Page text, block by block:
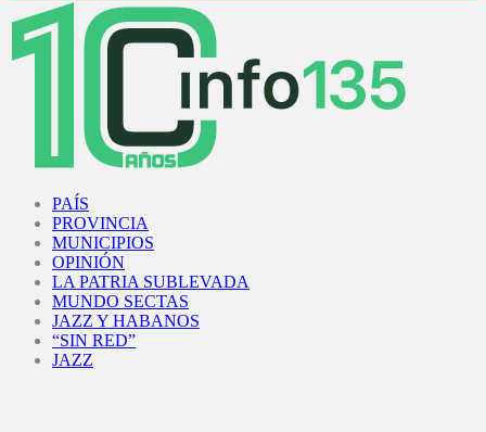
PAÍS
PROVINCIA
MUNICIPIOS
OPINIÓN
LA PATRIA SUBLEVADA
MUNDO SECTAS
JAZZ Y HABANOS
“SIN RED”
JAZZ